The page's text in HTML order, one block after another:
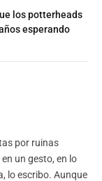
los potterheads
esperando
por ruinas
un gesto, en lo
lo escribo. Aunque